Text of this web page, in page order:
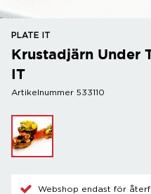
PLATE IT
Krustadjärn Under
IT
Artikelnummer 533110
Webshop endast för